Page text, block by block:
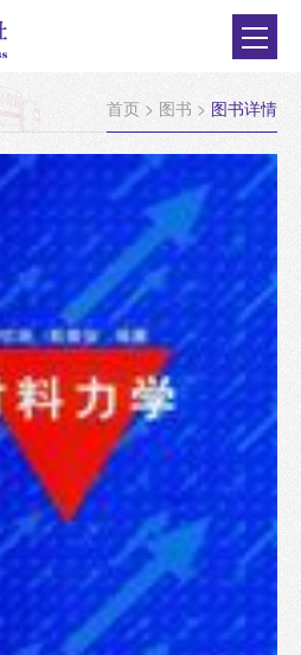
首页 > 图书 > 图书详情